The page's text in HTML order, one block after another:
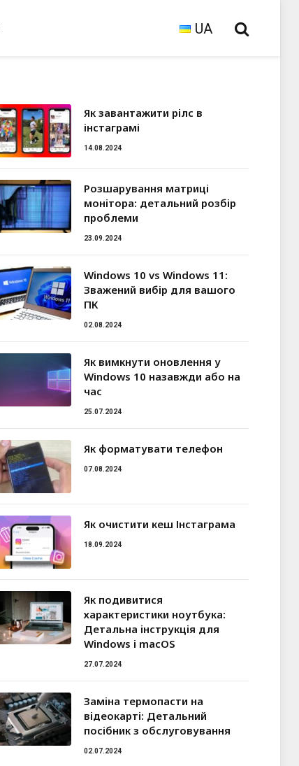
UA
Як завантажити рілс в
інстаграмі
14.08.2024
Розшарування матриці
монітора: детальний розбір
проблеми
23.09.2024
Windows 10 vs Windows 11:
Зважений вибір для вашого
ПК
02.08.2024
Як вимкнути оновлення у
Windows 10 назавжди або на
час
25.07.2024
Як форматувати телефон
07.08.2024
Як очистити кеш Інстаграма
18.09.2024
Як подивитися
характеристики ноутбука:
Детальна інструкція для
Windows і macOS
27.07.2024
Заміна термопасти на
відеокарті: Детальний
посібник з обслуговування
02.07.2024